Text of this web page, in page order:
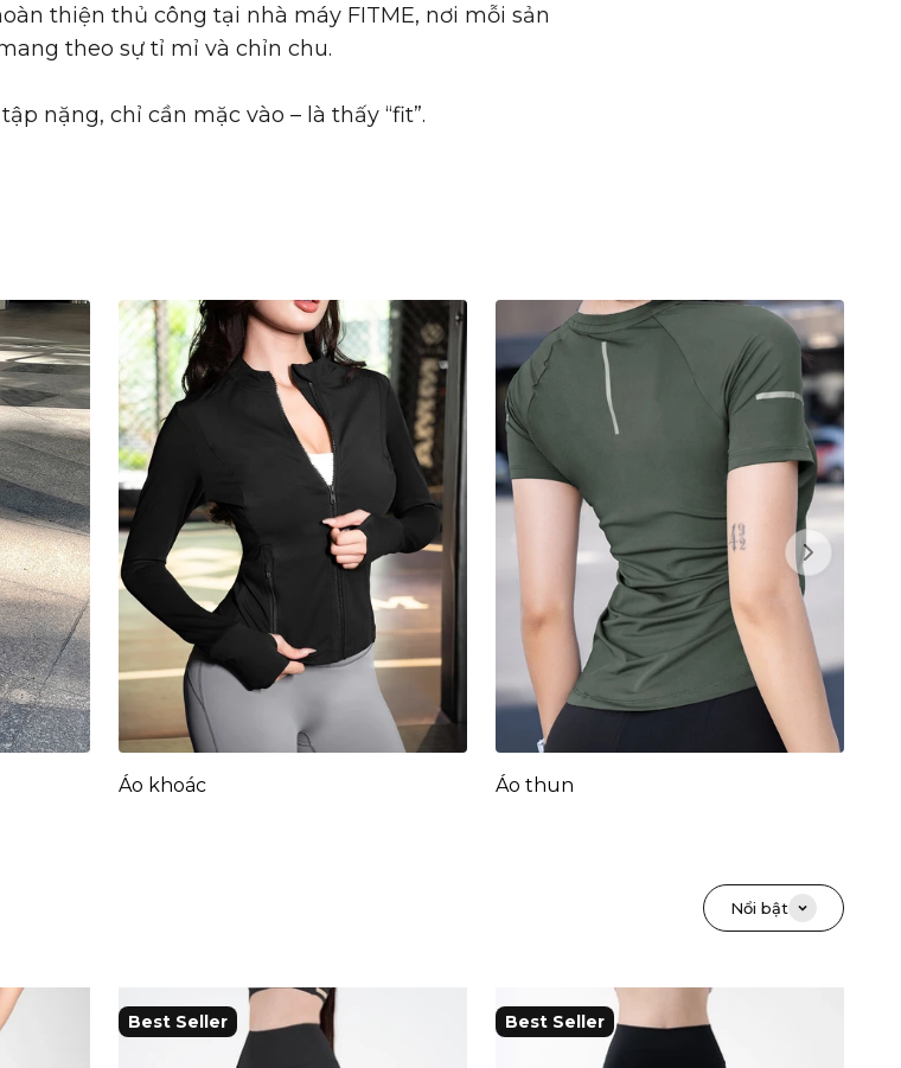
thiện thủ công tại nhà máy FITME, nơi mỗi sản
theo sự tỉ mỉ và chỉn chu.
nặng, chỉ cần mặc vào – là thấy “fit”.
Áo khoác Áo thun
Next
Nổi bật
Best Seller Best Seller